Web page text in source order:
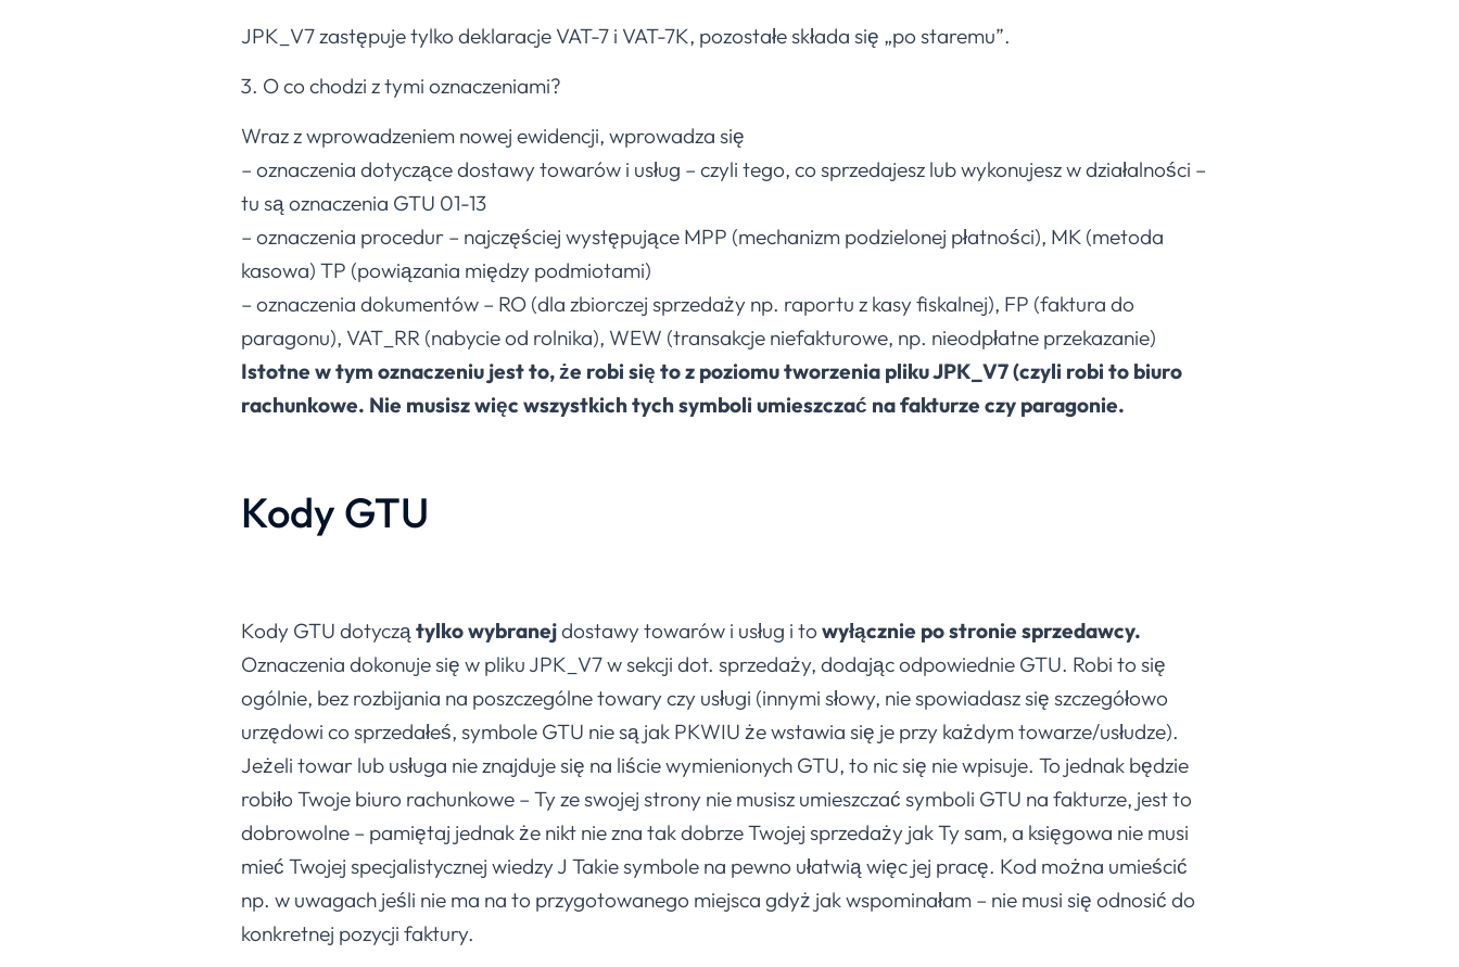
JPK_V7 zastępuje tylko deklaracje VAT-7 i VAT-7K, pozostałe składa się „po staremu”.
O co chodzi z tymi oznaczeniami?
Wraz z wprowadzeniem nowej ewidencji, wprowadza się
– oznaczenia dotyczące dostawy towarów i usług – czyli tego, co sprzedajesz lub wykonujesz w działalności –
tu są oznaczenia GTU 01-13
– oznaczenia procedur – najczęściej występujące MPP (mechanizm podzielonej płatności), MK (metoda
kasowa) TP (powiązania między podmiotami)
– oznaczenia dokumentów – RO (dla zbiorczej sprzedaży np. raportu z kasy fiskalnej), FP (faktura do
paragonu), VAT_RR (nabycie od rolnika), WEW (transakcje niefakturowe, np. nieodpłatne przekazanie)
Istotne w tym oznaczeniu jest to, że robi się to z poziomu tworzenia pliku JPK_V7 (czyli robi to biuro
rachunkowe. Nie musisz więc wszystkich tych symboli umieszczać na fakturze czy paragonie.
Kody GTU
Kody GTU dotyczą tylko wybranejdostawy towarów i usług i to wyłącznie po stronie sprzedawcy.
Oznaczenia dokonuje się w pliku JPK_V7 w sekcji dot. sprzedaży, dodając odpowiednie GTU. Robi to się
ogólnie, bez rozbijania na poszczególne towary czy usługi (innymi słowy, nie spowiadasz się szczegółowo
urzędowi co sprzedałeś, symbole GTU nie są jak PKWIU że wstawia się je przy każdym towarze/usłudze).
Jeżeli towar lub usługa nie znajduje się na liście wymienionych GTU, to nic się nie wpisuje. To jednak będzie
robiło Twoje biuro rachunkowe – Ty ze swojej strony nie musisz umieszczać symboli GTU na fakturze, jest to
dobrowolne – pamiętaj jednak że nikt nie zna tak dobrze Twojej sprzedaży jak Ty sam, a księgowa nie musi
mieć Twojej specjalistycznej wiedzy J Takie symbole na pewno ułatwią więc jej pracę. Kod można umieścić
np. w uwagach jeśli nie ma na to przygotowanego miejsca gdyż jak wspominałam – nie musi się odnosić do
konkretnej pozycji faktury.